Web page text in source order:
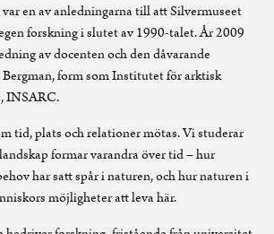
en av anledningarna till att Silvermuseet
forskning i slutet av 1990-talet. År 2009
av docenten och den dåvarande
form som Institutet för arktisk
INSARC.
tid, plats och relationer mötas. Vi studerar
formar varandra över tid – hur
har satt spår i naturen, och hur naturen i
möjligheter att leva här.